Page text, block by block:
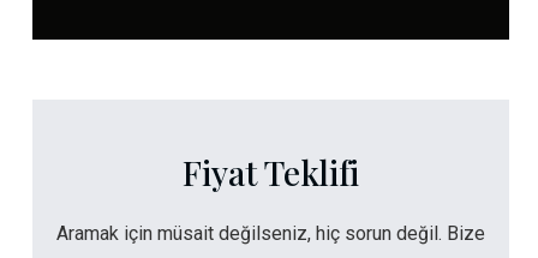
Fiyat Teklifi
Aramak için müsait değilseniz, hiç sorun değil. Bize